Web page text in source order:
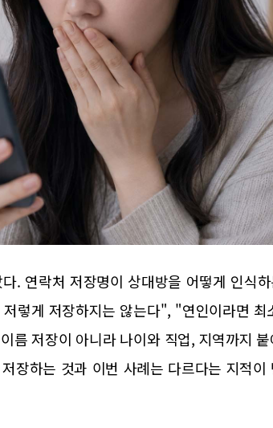
. 연락처 저장명이 상대방을 어떻게 인식
렇게 저장하지는 않는다", "연인이라면 최
름 저장이 아니라 나이와 직업, 지역까지
장하는 것과 이번 사례는 다르다는 지적이